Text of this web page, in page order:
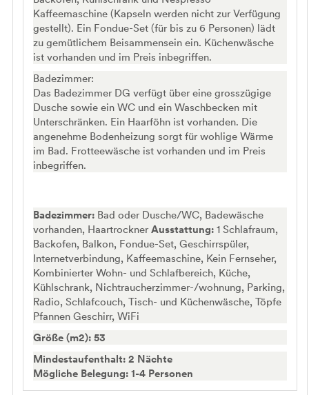
Kaffeemaschine (Kapseln werden nicht zur Verfügung
gestellt). Ein Fondue-Set (für bis zu 6 Personen) lädt
zu gemütlichem Beisammensein ein. Küchenwäsche
ist vorhanden und im Preis inbegriffen.
Badezimmer:
Das Badezimmer DG verfügt über eine grosszügige
Dusche sowie ein WC und ein Waschbecken mit
Unterschränken. Ein Haarföhn ist vorhanden. Die
angenehme Bodenheizung sorgt für wohlige Wärme
im Bad. Frotteewäsche ist vorhanden und im Preis
inbegriffen.
Badezimmer: Bad oder Dusche/WC, Badewäsche
vorhanden, Haartrockner Ausstattung: 1 Schlafraum,
Backofen, Balkon, Fondue-Set, Geschirrspüler,
Internetverbindung, Kaffeemaschine, Kein Fernseher,
Kombinierter Wohn- und Schlafbereich, Küche,
Kühlschrank, Nichtraucherzimmer-/wohnung, Parking,
Radio, Schlafcouch, Tisch- und Küchenwäsche, Töpfe
Pfannen Geschirr, WiFi
Größe (m2): 53
Mindestaufenthalt: 2 Nächte
Mögliche Belegung: 1-4 Personen